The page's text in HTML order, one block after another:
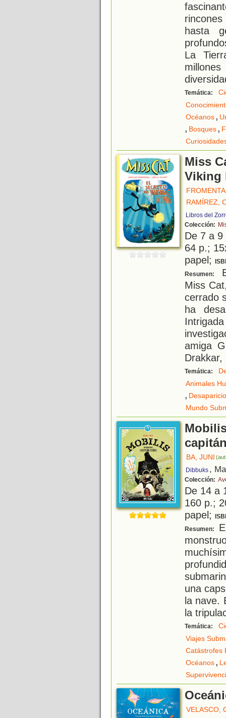
hasta
La
Temática:
Océanos,
, Bosques,
Miss
Viking
RAMÍREZ,
Libros del
Colección:
De 7 a
64 p.;
papel;
Resumen:
Miss
cerrado
ha
amiga
Drakkar,
Temática:
Animales
,
Mundo
BA, JUNI
Dibbuks ,
Colección:
De 14 a
160 p.;
papel;
Resumen:
una
la nave.
la
Temática:
Viajes
Catástrofes
Océanos,
VELASCO,